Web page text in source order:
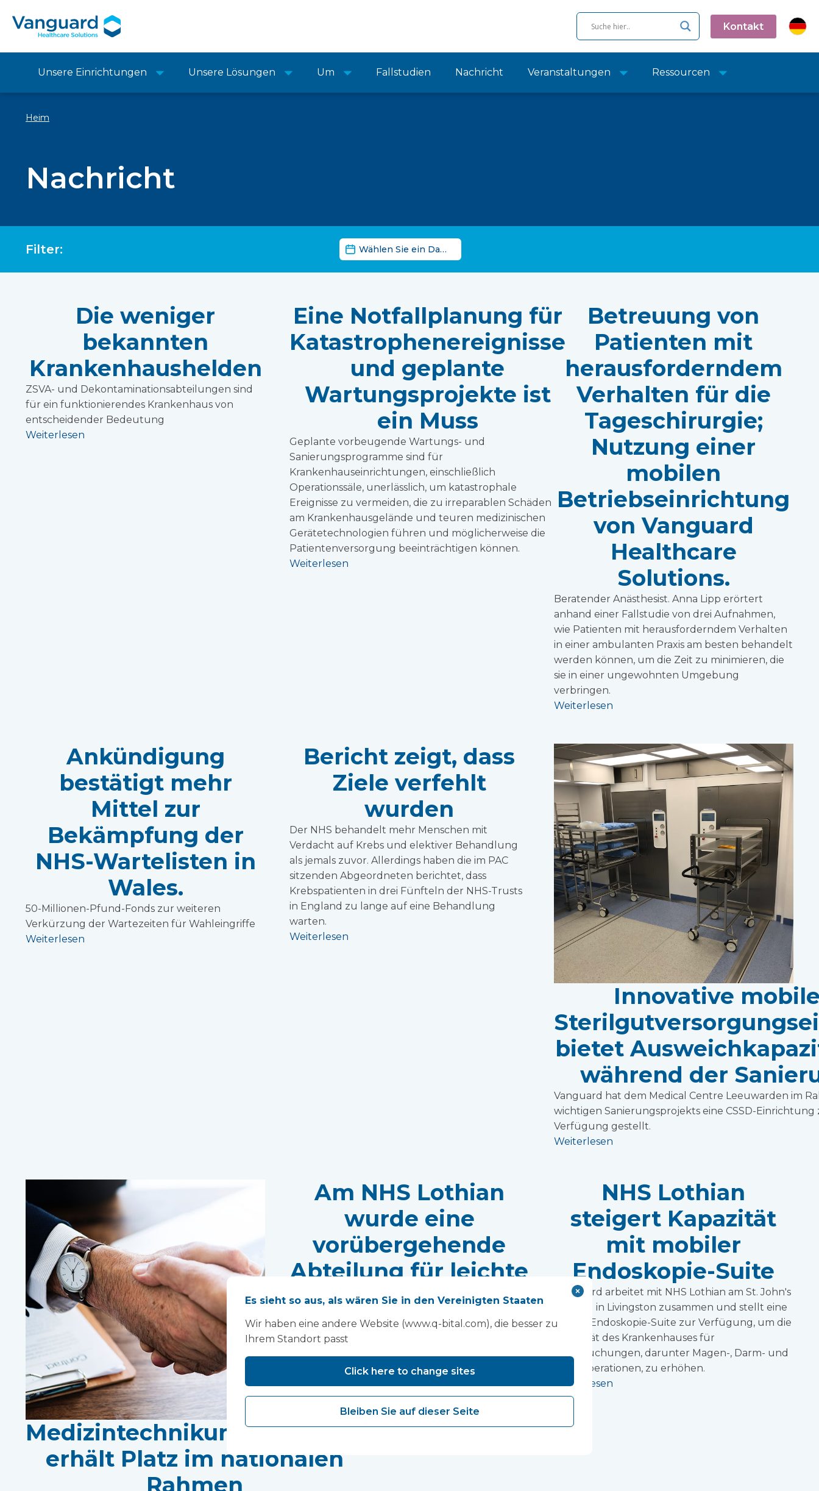
Kontakt
Unsere Einrichtungen Unsere Lösungen Um Fallstudien Nachricht Veranstaltungen Ressourcen
Heim
Nachricht
Filter: Nachrichten-Datumsfilter
Daten
Die weniger
bekannten
Krankenhaushelden
ZSVA- und Dekontaminationsabteilungen sind
für ein funktionierendes Krankenhaus von
entscheidender Bedeutung
Weiterlesen
Eine Notfallplanung für
Katastrophenereignisse
und geplante
Wartungsprojekte ist
ein Muss
Geplante vorbeugende Wartungs- und
Sanierungsprogramme sind für
Krankenhauseinrichtungen, einschließlich
Operationssäle, unerlässlich, um katastrophale
Ereignisse zu vermeiden, die zu irreparablen Schäden
am Krankenhausgelände und teuren medizinischen
Gerätetechnologien führen und möglicherweise die
Patientenversorgung beeinträchtigen können.
Weiterlesen
Betreuung von
Patienten mit
herausforderndem
Verhalten für die
Tageschirurgie;
Nutzung einer
mobilen
Betriebseinrichtung
von Vanguard
Healthcare
Solutions.
Beratender Anästhesist. Anna Lipp erörtert
anhand einer Fallstudie von drei Aufnahmen,
wie Patienten mit herausforderndem Verhalten
in einer ambulanten Praxis am besten behandelt
werden können, um die Zeit zu minimieren, die
sie in einer ungewohnten Umgebung
verbringen.
Weiterlesen
Ankündigung
bestätigt mehr
Mittel zur
Bekämpfung der
NHS-Wartelisten in
Wales.
50-Millionen-Pfund-Fonds zur weiteren
Verkürzung der Wartezeiten für Wahleingriffe
Weiterlesen
Bericht zeigt, dass
Ziele verfehlt
wurden
Der NHS behandelt mehr Menschen mit
Verdacht auf Krebs und elektiver Behandlung
als jemals zuvor. Allerdings haben die im PAC
sitzenden Abgeordneten berichtet, dass
Krebspatienten in drei Fünfteln der NHS-Trusts
in England zu lange auf eine Behandlung
warten.
Weiterlesen
Innovative
bietet
während der
Vanguard hat dem Medical Centre Leeuwarden im
wichtigen Sanierungsprojekts eine CSSD-Einrichtung
Verfügung gestellt.
Weiterlesen
Medizintechnikunternehmen
erhält Platz im nationalen
Rahmen
Am NHS Lothian
wurde eine
vorübergehende
Abteilung für leichte
Verletzungen
eingerichtet
Vanguard hat in einem der am stärksten
frequentierten Krankenhäuser Schottlands eine
temporäre Minor Injuries Unit (MIU) eingerichtet.
NHS Lothian
steigert Kapazität
mit mobiler
Endoskopie-Suite
Vanguard arbeitet mit NHS Lothian am St. John's
Hospital in Livingston zusammen und stellt eine
mobile Endoskopie-Suite zur Verfügung, um die
Kapazität des Krankenhauses für
Untersuchungen, darunter Magen-, Darm- und
Brustoperationen, zu erhöhen.
Weiterlesen
Es sieht so aus, als wären Sie in den Vereinigten Staaten
Wir haben eine andere Website (www.q-bital.com), die besser zu
Ihrem Standort passt
Click here to change sites
Bleiben Sie auf dieser Seite